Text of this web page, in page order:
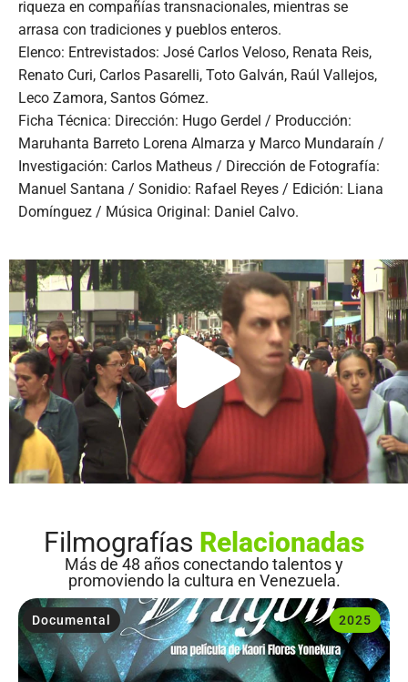
riqueza en compañías transnacionales, mientras se
arrasa con tradiciones y pueblos enteros.
Elenco: Entrevistados: José Carlos Veloso, Renata Reis,
Renato Curi, Carlos Pasarelli, Toto Galván, Raúl Vallejos,
Leco Zamora, Santos Gómez.
Ficha Técnica: Dirección: Hugo Gerdel / Producción:
Maruhanta Barreto Lorena Almarza y Marco Mundaraín /
Investigación: Carlos Matheus / Dirección de Fotografía:
Manuel Santana / Sonidio: Rafael Reyes / Edición: Liana
Domínguez / Música Original: Daniel Calvo.
Filmografías Relacionadas
Más de 48 años conectando talentos y
promoviendo la cultura en Venezuela.
2025
Documental